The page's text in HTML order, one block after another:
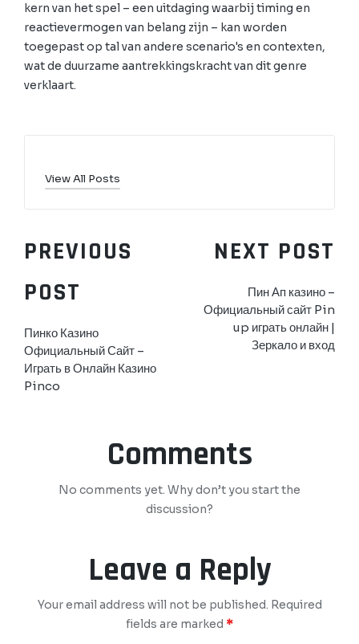
kern van het spel – een uitdaging waarbij timing en
reactievermogen van belang zijn – kan worden
toegepast op tal van andere scenario's en contexten,
wat de duurzame aantrekkingskracht van dit genre
verklaart.
View All Posts
PREVIOUS
POST
Пинко Казино
Официальный Сайт –
Играть в Онлайн Казино
Pinco
NEXT POST
Пин Ап казино –
Официальный сайт Pin
up играть онлайн |
Зеркало и вход
Comments
No comments yet. Why don’t you start the
discussion?
Leave a Reply
Your email address will not be published. Required
fields are marked *